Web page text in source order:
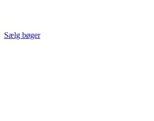
Sælg bøger